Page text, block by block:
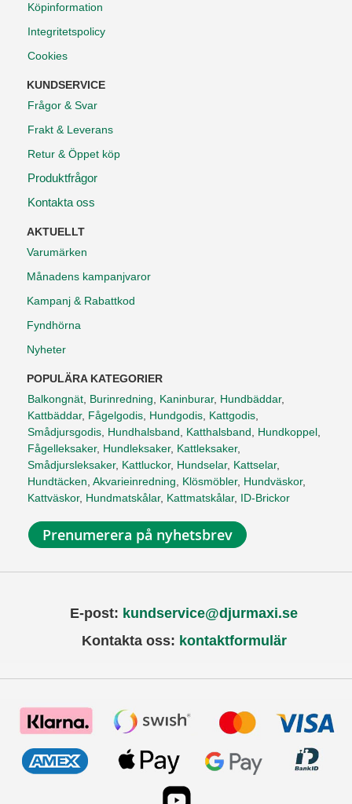
Köpinformation
Integritetspolicy
Cookies
KUNDSERVICE
Frågor & Svar
Frakt & Leverans
Retur & Öppet köp
Produktfrågor
Kontakta oss
AKTUELLT
Varumärken
Månadens kampanjvaror
Kampanj & Rabattkod
Fyndhörna
Nyheter
POPULÄRA KATEGORIER
Balkongnät, Burinredning, Kaninburar, Hundbäddar,
Kattbäddar, Fågelgodis, Hundgodis, Kattgodis,
Smådjursgodis, Hundhalsband, Katthalsband, Hundkoppel,
Fågelleksaker, Hundleksaker, Kattleksaker,
Smådjursleksaker, Kattluckor, Hundselar, Kattselar,
Hundtäcken, Akvarieinredning, Klösmöbler, Hundväskor,
Kattväskor, Hundmatskålar, Kattmatskålar, ID-Brickor
Prenumerera på nyhetsbrev
E-post: kundservice@djurmaxi.se
Kontakta oss: kontaktformulär